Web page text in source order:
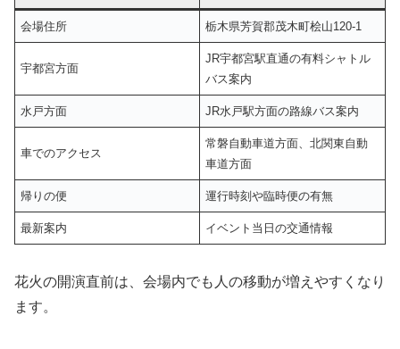
会場住所 栃木県芳賀郡茂木町桧山120-1
宇都宮方面
JR宇都宮駅直通の有料シャトル
バス案内
水戸方面 JR水戸駅方面の路線バス案内
車でのアクセス
常磐自動車道方面、北関東自動
車道方面
帰りの便 運行時刻や臨時便の有無
最新案内 イベント当日の交通情報
花火の開演直前は、会場内でも人の移動が増えやすくなり
ます。